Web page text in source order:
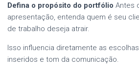
Defina o propósito do portfólio Antes
apresentação, entenda quem é seu
de trabalho deseja atrair.
Isso influencia diretamente as
inseridos e tom da comunicação.